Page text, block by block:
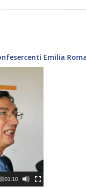
Emilia
01:10